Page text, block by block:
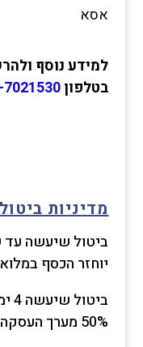
אסא
למידע נוסף
בטלפון
מדיניות
ביטול שיעשה עד
יוחזר הכסף
50% מערך העסקה.